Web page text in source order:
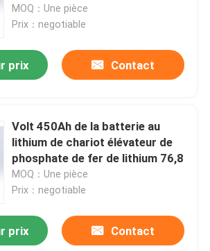
de chariot élévateur
de yacht
de stockage de l'énergie
MOQ：Une pièce
Prix：negotiable
prix Contact
Volt 450Ah de la batterie au
lithium de chariot élévateur de
phosphate de fer de lithium 76,8
MOQ：Une pièce
Prix：negotiable
prix Contact